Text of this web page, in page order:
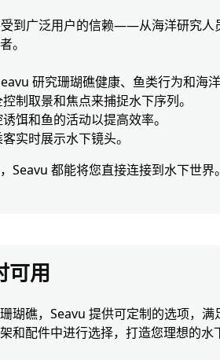
到广泛用户的信赖——从海洋研究人
。
研究珊瑚礁健康、鱼类行为和海洋
制取景和焦点来捕捉水下序列。
饵和鱼的活动以提高效率。
实时展示水下镜头。
Seavu 都能将您直接连接到水下世界。
可用
瑚礁，Seavu 提供可定制的选项，满
和配件中进行选择，打造您理想的水